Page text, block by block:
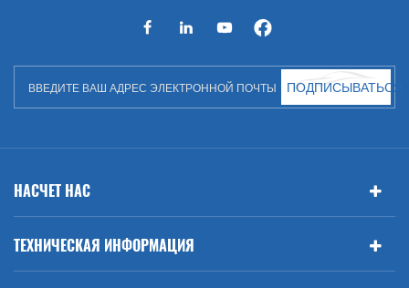
автозапчастей для Audi, VW, Benz, BMW
ПОДПИСЫВАТЬСЯ
НАСЧЕТ НАС
ТЕХНИЧЕСКАЯ ИНФОРМАЦИЯ